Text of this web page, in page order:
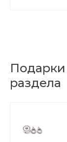
Подарки
раздела